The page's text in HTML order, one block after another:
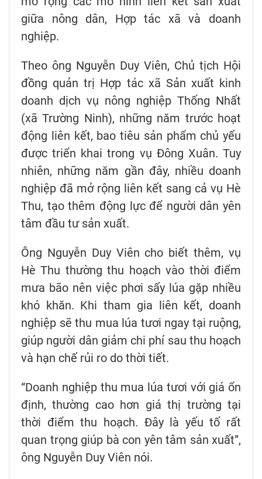
giữa nông dân, Hợp tác xã và doanh
nghiệp.
Theo ông Nguyễn Duy Viên, Chủ tịch Hội
đồng quản trị Hợp tác xã Sản xuất kinh
doanh dịch vụ nông nghiệp Thống Nhất
(xã Trường Ninh), những năm trước hoạt
động liên kết, bao tiêu sản phẩm chủ yếu
được triển khai trong vụ Đông Xuân. Tuy
nhiên, những năm gần đây, nhiều doanh
nghiệp đã mở rộng liên kết sang cả vụ Hè
Thu, tạo thêm động lực để người dân yên
tâm đầu tư sản xuất.
Ông Nguyễn Duy Viên cho biết thêm, vụ
Hè Thu thường thu hoạch vào thời điểm
mưa bão nên việc phơi sấy lúa gặp nhiều
khó khăn. Khi tham gia liên kết, doanh
nghiệp sẽ thu mua lúa tươi ngay tại ruộng,
giúp người dân giảm chi phí sau thu hoạch
và hạn chế rủi ro do thời tiết.
“Doanh nghiệp thu mua lúa tươi với giá ổn
định, thường cao hơn giá thị trường tại
thời điểm thu hoạch. Đây là yếu tố rất
quan trọng giúp bà con yên tâm sản xuất”,
ông Nguyễn Duy Viên nói.